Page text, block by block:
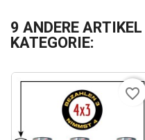
9 ANDERE
KATEGORIE:
favorite_border